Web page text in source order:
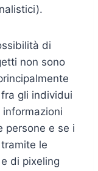
di
non sono
gli individui
persone e se i
le
di pixeling